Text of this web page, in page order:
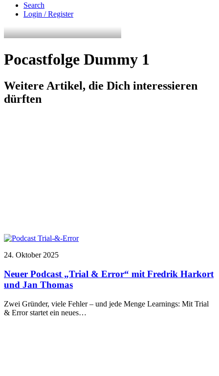
Search
Login / Register
Pocastfolge Dummy 1
Weitere Artikel, die Dich interessieren
dürften
24. Oktober 2025
Neuer Podcast „Trial & Error“ mit Fredrik Harkort
und Jan Thomas
Zwei Gründer, viele Fehler – und jede Menge Learnings: Mit Trial
& Error startet ein neues…